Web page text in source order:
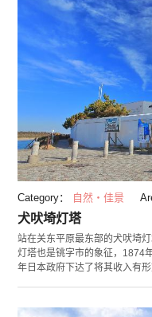
Category： 自然・佳景
犬吠埼灯塔
站在关东平原最东部的犬吠埼
灯塔也是铫字市的象征，1874
年日本政府下达了将其收入有
了解到灯塔的历史和作用等相